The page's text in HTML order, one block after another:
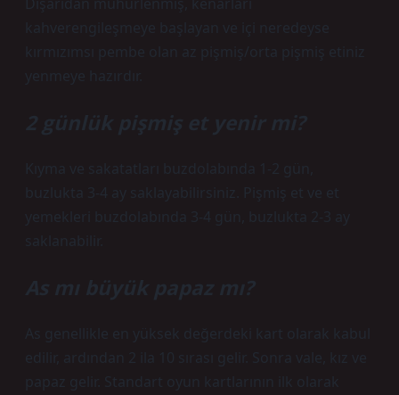
kahverengileşmeye başlayan ve içi neredeyse
kırmızımsı pembe olan az pişmiş/orta pişmiş etiniz
yenmeye hazırdır.
2 günlük pişmiş et yenir mi?
Kıyma ve sakatatları buzdolabında 1-2 gün,
buzlukta 3-4 ay saklayabilirsiniz. Pişmiş et ve et
yemekleri buzdolabında 3-4 gün, buzlukta 2-3 ay
saklanabilir.
As mı büyük papaz mı?
As genellikle en yüksek değerdeki kart olarak kabul
edilir, ardından 2 ila 10 sırası gelir. Sonra vale, kız ve
papaz gelir. Standart oyun kartlarının ilk olarak